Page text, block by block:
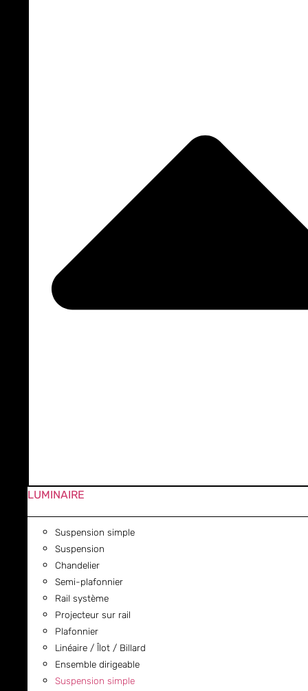
LUMINAIRE
Suspension simple
Suspension
Chandelier
Semi-plafonnier
Rail système
Projecteur sur rail
Plafonnier
Linéaire / Îlot / Billard
Ensemble dirigeable
Suspension simple